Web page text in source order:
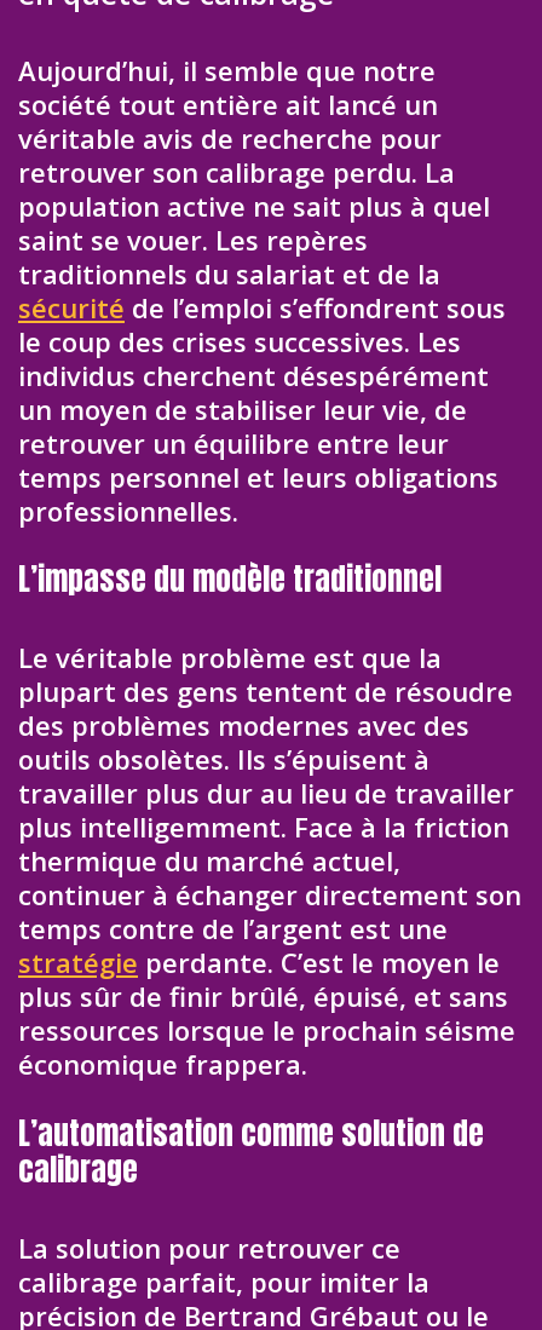
Aujourd’hui, il semble que notre
société tout entière ait lancé un
véritable avis de recherche pour
retrouver son calibrage perdu. La
population active ne sait plus à quel
saint se vouer. Les repères
traditionnels du salariat et de la
sécurité de l’emploi s’effondrent sous
le coup des crises successives. Les
individus cherchent désespérément
un moyen de stabiliser leur vie, de
retrouver un équilibre entre leur
temps personnel et leurs obligations
professionnelles.
L’impasse du modèle traditionnel
Le véritable problème est que la
plupart des gens tentent de résoudre
des problèmes modernes avec des
outils obsolètes. Ils s’épuisent à
travailler plus dur au lieu de travailler
plus intelligemment. Face à la friction
thermique du marché actuel,
continuer à échanger directement son
temps contre de l’argent est une
stratégie perdante. C’est le moyen le
plus sûr de finir brûlé, épuisé, et sans
ressources lorsque le prochain séisme
économique frappera.
L’automatisation comme solution de
calibrage
La solution pour retrouver ce
calibrage parfait, pour imiter la
précision de Bertrand Grébaut ou le